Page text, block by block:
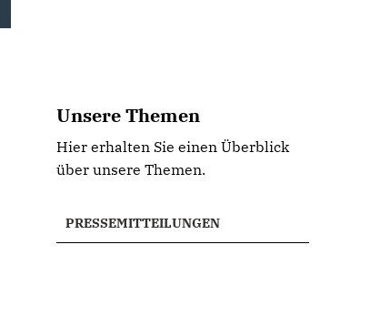
Unsere Themen
Hier erhalten Sie einen Überblick
über unsere Themen.
PRESSEMITTEILUNGEN